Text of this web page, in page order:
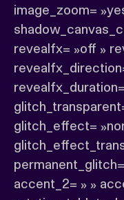
image_zoom=
revealfx= »off »
glitch_effect=
accent_2= » »